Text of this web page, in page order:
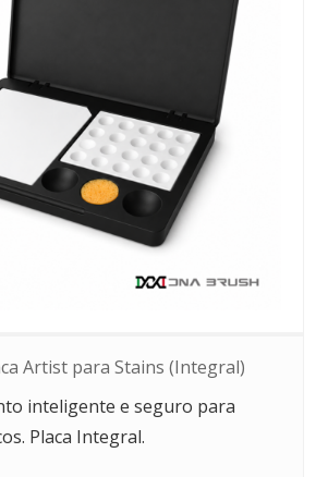
Artist para Stains (Integral)
inteligente e seguro para
Placa Integral.